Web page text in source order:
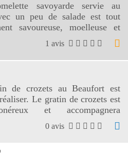
savoyarde servie au
un peu de salade est tout
savoureuse, moelleuse et
L'alliance du poireau, des
et des pommes de terre est
par le beaufort fondu dans
1 avis
de crozets au Beaufort est
Le gratin de crozets est
et accompagnera
quelques Diots, petites
savoyardes!
0 avis